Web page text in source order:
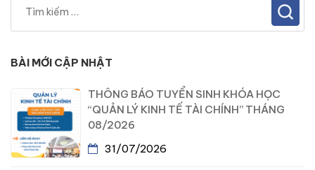
BÀI MỚI CẬP NHẬT
THÔNG BÁO TUYỂN SINH KHÓA HỌC
“QUẢN LÝ KINH TẾ TÀI CHÍNH” THÁNG
08/2026
31/07/2026